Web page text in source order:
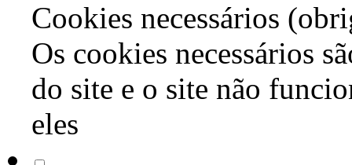
Cookies necessários
Os cookies necessários
do site e o site não
eles